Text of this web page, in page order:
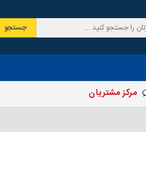
جستجو
مرکز مشتریان